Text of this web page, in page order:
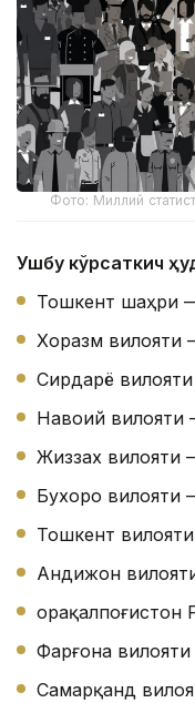
Фото: Миллий
Ушбу кўрсаткич
Тошкент шаҳри
Хоразм вилояти
Сирдарё
Навоий вилояти
Жиззах вилояти
Бухоро вилояти
Тошкент
Андижон
Фарғона
Самарқанд